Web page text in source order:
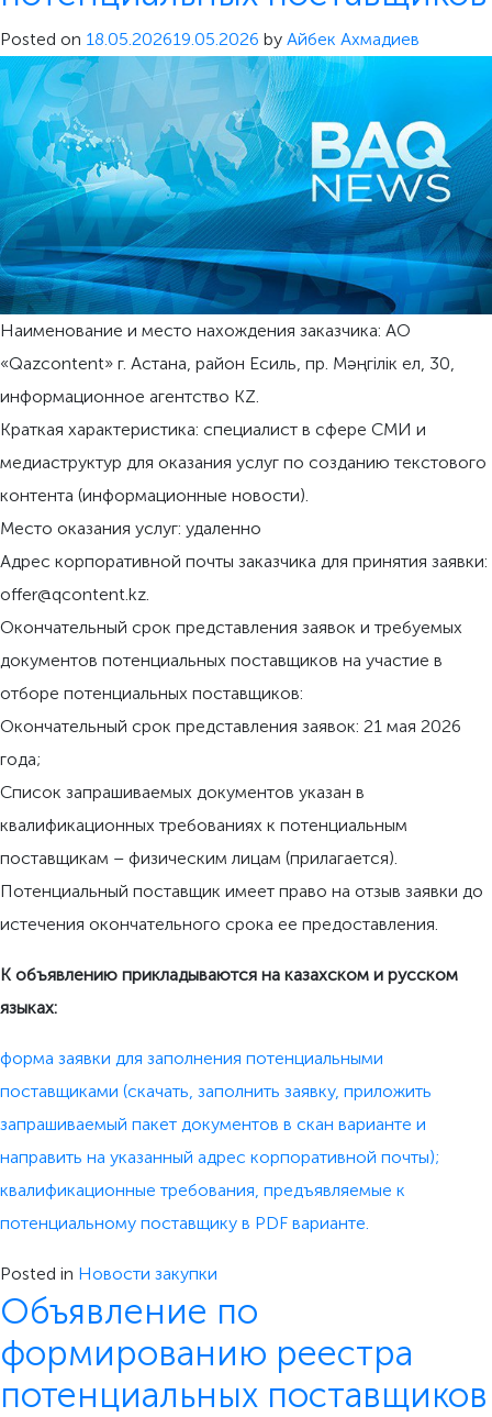
Posted on 18.05.202619.05.2026 by Айбек Ахмадиев
Наименование и место нахождения заказчика: АО
«Qazcontent» г. Астана, район Есиль, пр. Мәңгiлiк eл, 30,
информационное агентство KZ.
Краткая характеристика: специалист в сфере СМИ и
медиаструктур для оказания услуг по созданию текстового
контента (информационные новости).
Место оказания услуг: удаленно
Адрес корпоративной почты заказчика для принятия заявки:
offer@qcontent.kz.
Окончательный срок представления заявок и требуемых
документов потенциальных поставщиков на участие в
отборе потенциальных поставщиков:
Окончательный срок представления заявок: 21 мая 2026
года;
Список запрашиваемых документов указан в
квалификационных требованиях к потенциальным
поставщикам – физическим лицам (прилагается).
Потенциальный поставщик имеет право на отзыв заявки до
истечения окончательного срока ее предоставления.
К объявлению прикладываются на казахском и русском
языках:
форма заявки для заполнения потенциальными
поставщиками (скачать, заполнить заявку, приложить
запрашиваемый пакет документов в скан варианте и
направить на указанный адрес корпоративной почты);
квалификационные требования, предъявляемые к
потенциальному поставщику в PDF варианте.
Posted in Новости закупки
Объявление по
формированию реестра
потенциальных поставщиков